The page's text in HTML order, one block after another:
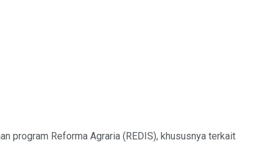
program Reforma Agraria (REDIS), khususnya terkait